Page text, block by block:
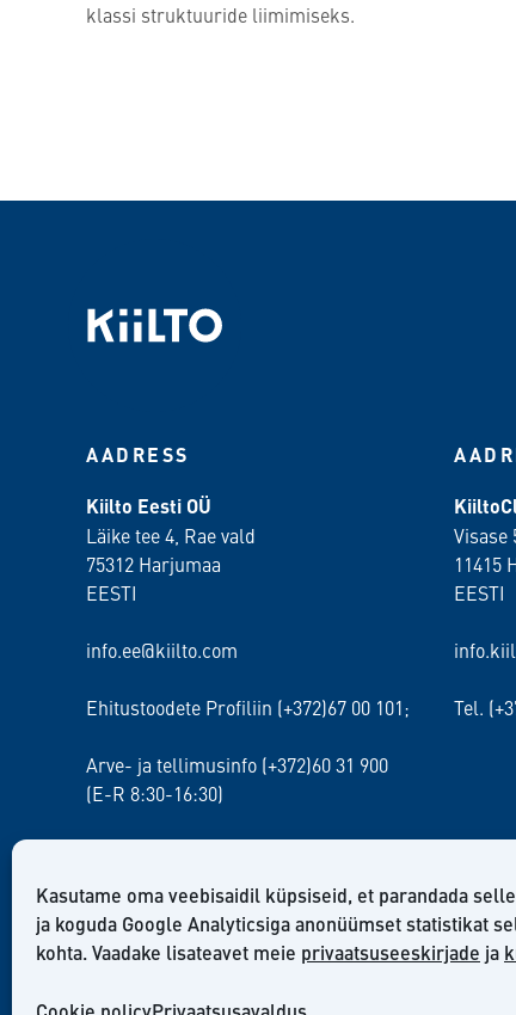
Kasutame oma veebisaidil küpsiseid, et parandada
ja koguda Google Analyticsiga anonüümset statistikat
kohta. Vaadake lisateavet meie privaatsuseeskirjade ja
klassi struktuuride liimimiseks.
AADRESS
Kiilto Eesti OÜ
Läike tee 4, Rae vald
75312 Harjumaa
EESTI
info.ee@kiilto.com
Ehitustoodete Profiliin (+372)67 00 101;
Arve- ja tellimusinfo (+372)60 31 900
(E-R 8:30-16:30)
Visase
11415
EESTI
Tel.